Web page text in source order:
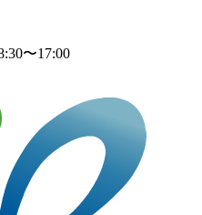
〜17:00